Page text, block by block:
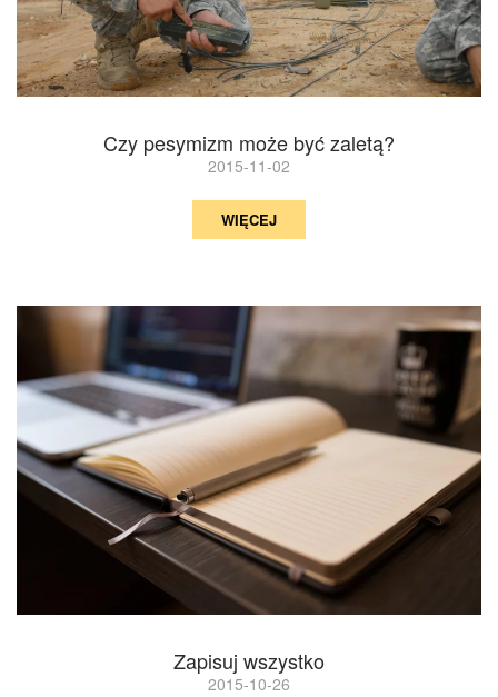
Czy pesymizm może być zaletą?
2015-11-02
WIĘCEJ
Zapisuj wszystko
2015-10-26